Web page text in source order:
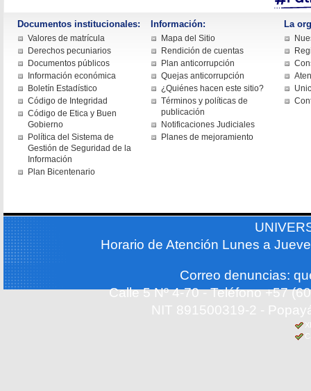
Documentos institucionales:
Valores de matrícula
Derechos pecuniarios
Documentos públicos
Información económica
Boletín Estadístico
Código de Integridad
Código de Etica y Buen
Gobierno
Política del Sistema de
Gestión de Seguridad de la
Información
Plan Bicentenario
Información:
Mapa del Sitio
Rendición de cuentas
Plan anticorrupción
Quejas anticorrupción
¿Quiénes hacen este sitio?
Términos y políticas de
publicación
Notificaciones Judiciales
Planes de mejoramiento
La
Horario de Atención Lunes a
Correo denuncias:
Calle 5 Nº 4-70 - Teléfono +57
NIT 891500319-2 -